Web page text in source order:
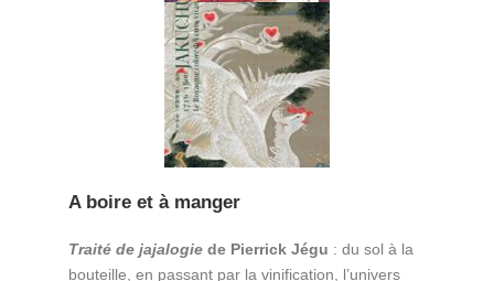
A boire et à manger
Traité de jajalogie de Pierrick Jégu : du sol à la
bouteille, en passant par la vinification, l’univers